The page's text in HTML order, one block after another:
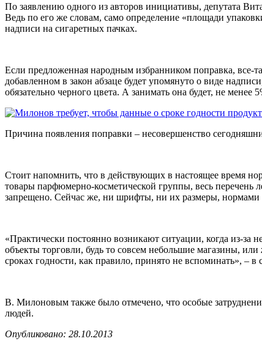
По заявлению одного из авторов инициативы, депутата
Ведь по его же словам, само определение «площади
надписи на сигаретных пачках.
Если предложенная народным избранником поправка, все-
добавленном в закон абзаце будет упомянуто о виде
обязательно черного цвета. А занимать она будет, не менее
Причина появления поправки – несовершенство
Стоит напомнить, что в действующих в настоящее время
товары парфюмерно-косметической группы, весь перечень
запрещено. Сейчас же, ни шрифты, ни их размеры, нормами
«Практически постоянно возникают ситуации, когда из-за
объекты торговли, будь то совсем небольшие магазины,
сроках годности, как правило, принято не вспоминать», –
В. Милоновым также было отмечено, что особые
людей.
Опубликовано: 28.10.2013